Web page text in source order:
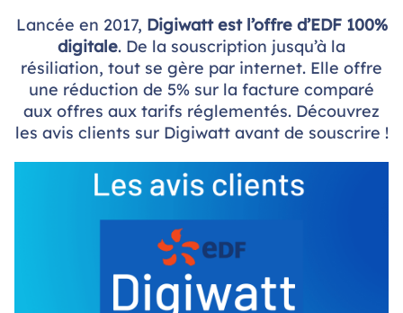
Lancée en 2017, Digiwatt est l’offre d’EDF 100%
digitale. De la souscription jusqu’à la
résiliation, tout se gère par internet. Elle offre
une réduction de 5% sur la facture comparé
aux offres aux tarifs réglementés. Découvrez
les avis clients sur Digiwatt avant de souscrire !